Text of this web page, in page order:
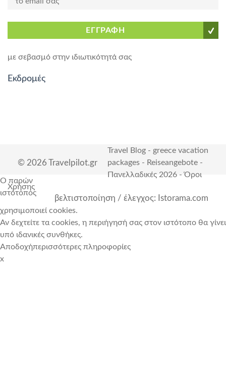
ΕΓΓΡΑΦΗ
με σεβασμό στην ιδιωτικότητά σας
Εκδρομές
© 2026 Travelpilot.gr
Travel Blog - greece vacation
packages - Reiseangebote -
Πανελλαδικές 2026 -Όροι
Χρήσης
βελτιστοποίηση / έλεγχος: Istorama.com
Ο παρών
ιστότοπος
χρησιμοποιεί cookies.
Αν δεχτείτε τα cookies, η περιήγησή σας στον ιστότοπο θα γίνει
υπό ιδανικές συνθήκες.
Αποδοχήπερισσότερες πληροφορίες
x